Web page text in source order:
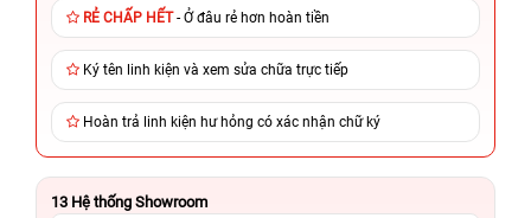
RẺ CHẤP HẾT- Ở đâu rẻ hơn hoàn tiền
Ký tên linh kiện và xem sửa chữa trực tiếp
Hoàn trả linh kiện hư hỏng có xác nhận chữ ký
13 Hệ thống Showroom